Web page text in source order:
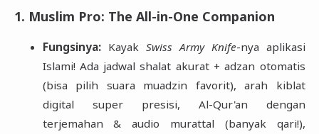
1. Muslim Pro: The All-in-One Companion
Fungsinya:Kayak Swiss Army Knife-nya aplikasi
Islami! Ada jadwal shalat akurat + adzan otomatis
(bisa pilih suara muadzin favorit), arah kiblat
digital super presisi, Al-Qur'an dengan
terjemahan & audio murattal (banyak qari!),